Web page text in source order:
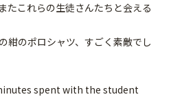
たこれらの生徒さんたちと会える
のポロシャツ、すごく素敵でし
spent with the student